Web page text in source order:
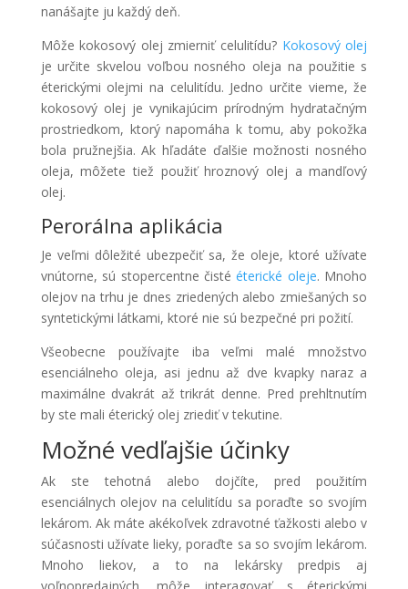
nanášajte ju každý deň.
Môže kokosový olej zmierniť celulitídu? Kokosový olej
je určite skvelou voľbou nosného oleja na použitie s
éterickými olejmi na celulitídu. Jedno určite vieme, že
kokosový olej je vynikajúcim prírodným hydratačným
prostriedkom, ktorý napomáha k tomu, aby pokožka
bola pružnejšia. Ak hľadáte ďalšie možnosti nosného
oleja, môžete tiež použiť hroznový olej a mandľový
olej.
Perorálna aplikácia
Je veľmi dôležité ubezpečiť sa, že oleje, ktoré užívate
vnútorne, sú stopercentne čistééterické oleje. Mnoho
olejov na trhu je dnes zriedených alebo zmiešaných so
syntetickými látkami, ktoré nie sú bezpečné pri požití.
Všeobecne používajte iba veľmi malé množstvo
esenciálneho oleja, asi jednu až dve kvapky naraz a
maximálne dvakrát až trikrát denne. Pred prehltnutím
by ste mali éterický olej zriediť v tekutine.
Možné vedľajšie účinky
Ak ste tehotná alebo dojčíte, pred použitím
esenciálnych olejov na celulitídu sa poraďte so svojím
lekárom. Ak máte akékoľvek zdravotné ťažkosti alebo v
súčasnosti užívate lieky, poraďte sa so svojím lekárom.
Mnoho liekov, a to na lekársky predpis aj